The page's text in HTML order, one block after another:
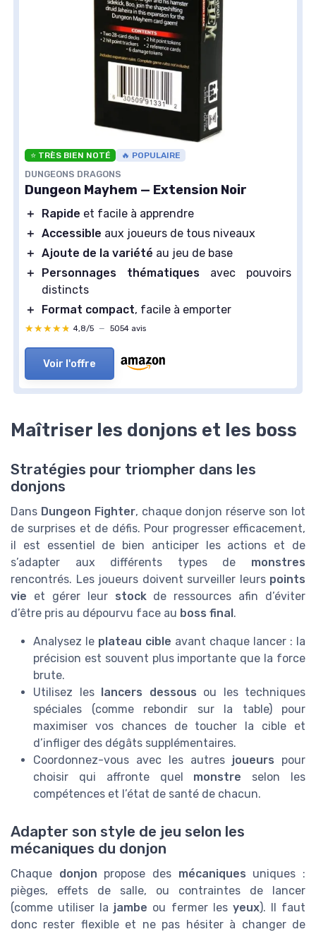
⭐ TRÈS BIEN NOTÉ 🔥 POPULAIRE
DUNGEONS DRAGONS
Dungeon Mayhem — Extension Noir
＋ Rapide et facile à apprendre
＋ Accessible aux joueurs de tous niveaux
＋ Ajoute de la variété au jeu de base
＋
Personnages thématiques avec pouvoirs
distincts
＋
Format compact, facile à emporter
★★★★★
★★★★★ 4,8/5 — 5054 avis
Voir l'offre
Maîtriser les donjons et les boss
Stratégies pour triompher dans les
donjons
Dans Dungeon Fighter, chaque donjon réserve son lot
de surprises et de défis. Pour progresser efficacement,
il est essentiel de bien anticiper les actions et de
s’adapter aux différents types de monstres
rencontrés. Les joueurs doivent surveiller leurs points
vie et gérer leur stockde ressources afin d’éviter
d’être pris au dépourvu face au boss final .
Analysez le plateau cible avant chaque lancer : la
précision est souvent plus importante que la force
brute.
Utilisez les
lancers dessous ou les techniques
spéciales (comme rebondir sur la table) pour
maximiser vos chances de toucher la cible et
d’infliger des dégâts supplémentaires.
Coordonnez-vous avec les autres joueurs pour
choisir qui affronte quel monstre selon les
compétences et l’état de santé de chacun.
Adapter son style de jeu selon les
mécaniques du donjon
Chaque donjon propose des mécaniques uniques :
pièges, effets de salle, ou contraintes de lancer
(comme utiliser la jambe ou fermer les yeux). Il faut
donc rester flexible et ne pas hésiter à changer de